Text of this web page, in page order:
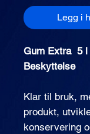
Legg i
Gum Extra 5
Beskyttelse
Klar til bruk,
produkt,
konservering